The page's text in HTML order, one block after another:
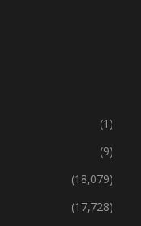
(1)
(9)
(18,079)
(17,728)